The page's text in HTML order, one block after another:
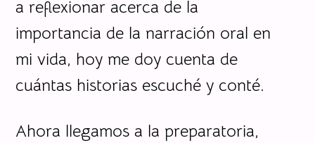
a reflexionar acerca de la
importancia de la narración oral en
mi vida, hoy me doy cuenta de
cuántas historias escuché y conté.
Ahora llegamos a la preparatoria,